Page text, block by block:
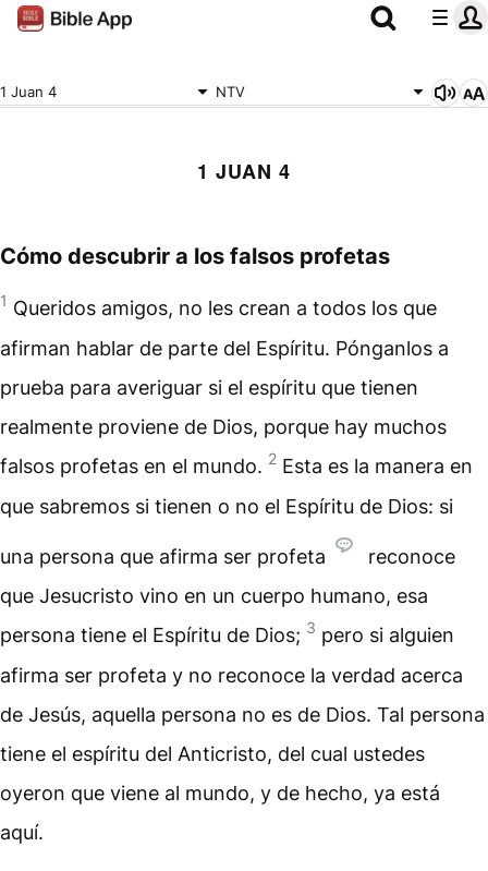
1 Juan 4 NTV
1 JUAN 4
Cómo descubrir a los falsos profetas
1 Queridos amigos, no les crean a todos los que
afirman hablar de parte del Espíritu. Pónganlos a
prueba para averiguar si el espíritu que tienen
realmente proviene de Dios, porque hay muchos
falsos profetas en el mundo. 2 Esta es la manera en
que sabremos si tienen o no el Espíritu de Dios: si
una persona que afirma ser profeta
reconoce
que Jesucristo vino en un cuerpo humano, esa
persona tiene el Espíritu de Dios; 3 pero si alguien
afirma ser profeta y no reconoce la verdad acerca
de Jesús, aquella persona no es de Dios. Tal persona
tiene el espíritu del Anticristo, del cual ustedes
oyeron que viene al mundo, y de hecho, ya está
aquí.